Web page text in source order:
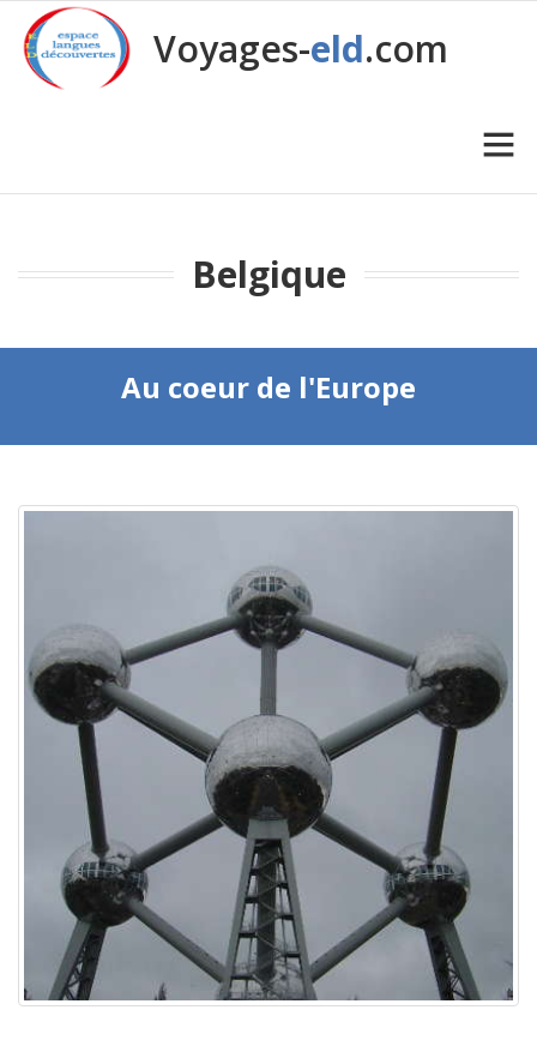
Voyages-eld.com
Belgique
Au coeur de l'Europe